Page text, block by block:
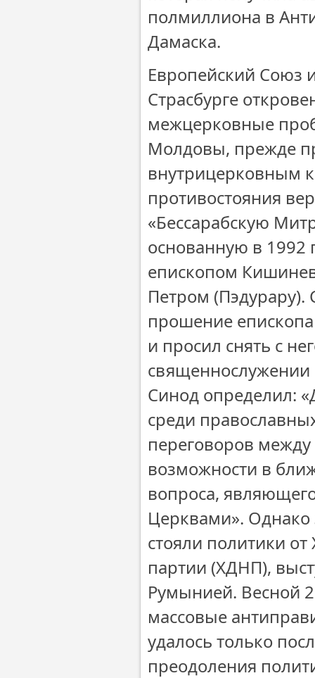
полмиллиона в
Дамаска.
Европейский Союз
Страсбурге
межцерковные
Молдовы, прежде
внутрицерковным
противостояния
«Бессарабскую
основанную в
епископом
Петром
прошение
и просил снять с
священнослужении
Синод определил:
среди
переговоров
возможности в
вопроса,
Церквами». Однако
стояли политики
партии (ХДНП),
Румынией. Весной
массовые
удалось только
преодоления